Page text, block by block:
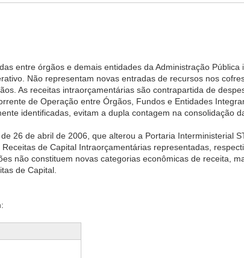
entre órgãos e demais entidades da Administração
Não representam novas entradas de recursos nos
As receitas intraorçamentárias são contrapartida de
de Operação entre Órgãos, Fundos e Entidades
identificadas, evitam a dupla contagem na consolidação
26 de abril de 2006, que alterou a Portaria Interministerial
de Capital Intraorçamentárias representadas,
não constituem novas categorias econômicas de receita,
de Capital.